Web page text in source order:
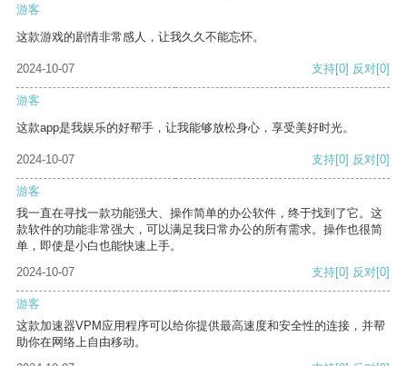
游客
这款游戏的剧情非常感人，让我久久不能忘怀。
2024-10-07 支持[0] 反对[0]
游客
这款app是我娱乐的好帮手，让我能够放松身心，享受美好时光。
2024-10-07 支持[0] 反对[0]
游客
我一直在寻找一款功能强大、操作简单的办公软件，终于找到了它。这
款软件的功能非常强大，可以满足我日常办公的所有需求。操作也很简
单，即使是小白也能快速上手。
2024-10-07
支持[0] 反对[0]
游客
这款加速器VPM应用程序可以给你提供最高速度和安全性的连接，并帮
助你在网络上自由移动。